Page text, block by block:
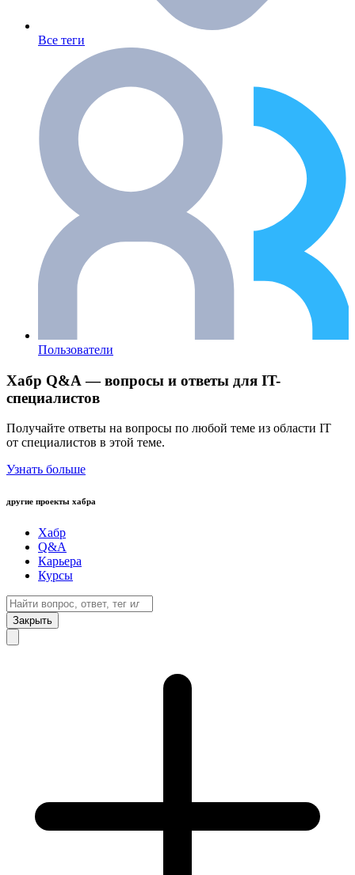
Все теги
Пользователи
Хабр Q&A — вопросы и ответы для IT-
специалистов
Получайте ответы на вопросы по любой теме из области IT
от специалистов в этой теме.
Узнать больше
другие проекты хабра
Хабр
Q&A
Карьера
Курсы
Закрыть